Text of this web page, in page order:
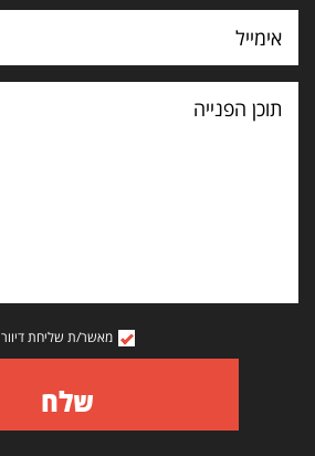
תוכן
הפנייה
מאשר/ת שליחת דיוור
שלח